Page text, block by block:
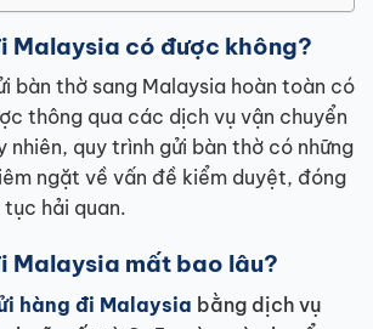
Malaysia có được không?
bàn thờ sang Malaysia hoàn toàn có
thông qua các dịch vụ vận chuyển
nhiên, quy trình gửi bàn thờ có những
ngặt về vấn đề kiểm duyệt, đóng
tục hải quan.
Malaysia mất bao lâu?
hàng đi Malaysia bằng dịch vụ